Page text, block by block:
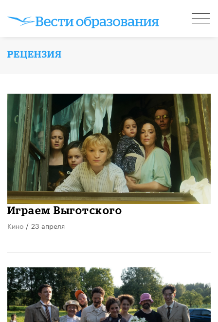
РЕЦЕНЗИЯ
Играем Выготского
Кино / 23 апреля